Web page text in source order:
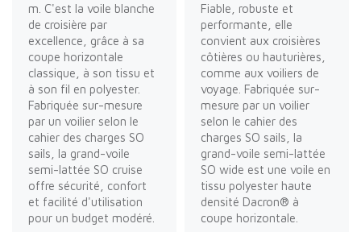
m. C'est la voile blanche
de croisière par
excellence, grâce à sa
coupe horizontale
classique, à son tissu et
à son fil en polyester.
Fabriquée sur-mesure
par un voilier selon le
cahier des charges SO
sails, la grand-voile
semi-lattée SO cruise
offre sécurité, confort
et facilité d'utilisation
pour un budget modéré.
Fiable, robuste et
performante, elle
convient aux croisières
côtières ou hauturières,
comme aux voiliers de
voyage. Fabriquée sur-
mesure par un voilier
selon le cahier des
charges SO sails, la
grand-voile semi-lattée
SO wide est une voile en
tissu polyester haute
densité Dacron® à
coupe horizontale.